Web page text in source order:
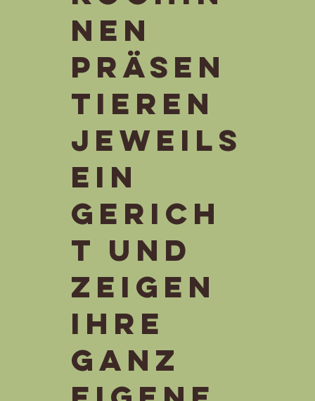
nen
präsen
tieren
jeweils
ein
Gerich
t und
zeigen
ihre
ganz